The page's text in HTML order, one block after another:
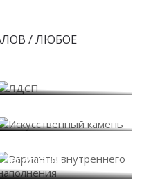
/ ЛЮБОЕ
наполнения